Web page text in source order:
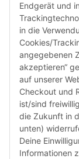
Endgerät und
in die
Cookies/
angegebenen
akzeptieren“
auf unserer
Checkout und
ist/sind
die Zukunft in
unten)
Deine
Informationen
Bitte habe
den oben
kontaktieren
facebook
Informationen
Kundenservice